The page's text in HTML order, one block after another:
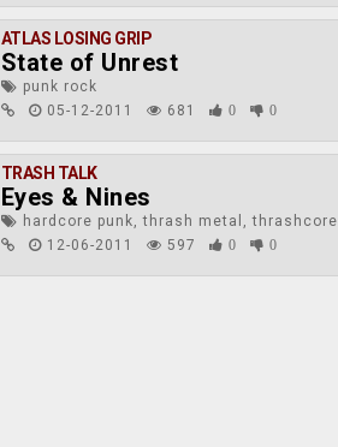
ATLAS LOSING GRIP
State of Unrest
punk rock
05-12-2011
681 0 0
TRASH TALK
Eyes & Nines
hardcore punk, thrash metal, thrashcore
12-06-2011
597 0 0